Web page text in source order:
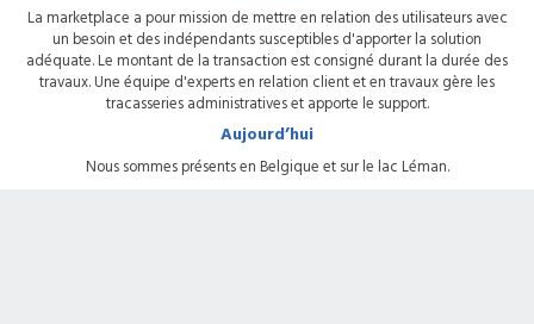
La marketplace a pour mission de mettre en relation des utilisateurs avec
un besoin et des indépendants susceptibles d'apporter la solution
adéquate. Le montant de la transaction est consigné durant la durée des
travaux. Une équipe d'experts en relation client et en travaux gère les
tracasseries administratives et apporte le support.
Aujourd’hui
Nous sommes présents en Belgique et sur le lac Léman.